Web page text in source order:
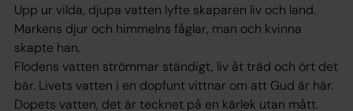
Upp ur vilda, djupa vatten lyfte skaparen liv och land.
Markens djur och himmelns fåglar, man och kvinna
skapte han.
Flodens vatten strömmar ständigt, liv åt träd och ört det
bär. Livets vatten i en dopfunt vittnar om att Gud är här.
Dopets vatten, det är tecknet på en kärlek utan mått.